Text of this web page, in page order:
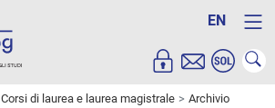
EN
Corsi di laurea e laurea magistrale
Archivio